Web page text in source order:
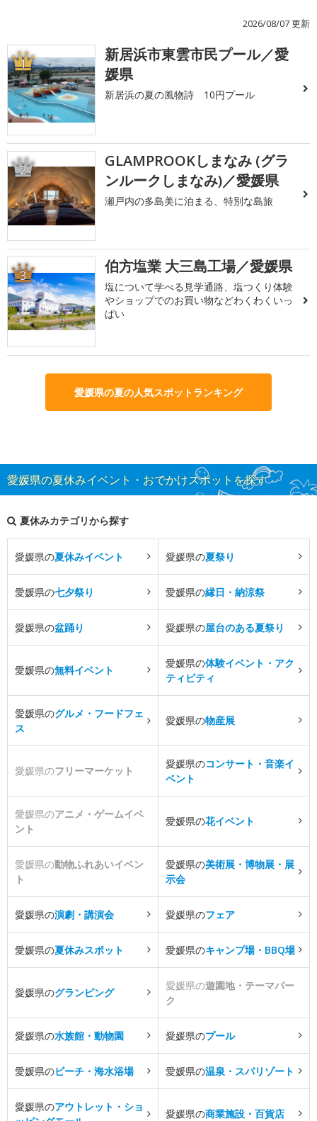
2026/08/07 更新
1
新居浜市東雲市民プール／愛
媛県
新居浜の夏の風物詩 10円プール
2
GLAMPROOKしまなみ (グラ
ンルークしまなみ)／愛媛県
瀬戸内の多島美に泊まる、特別な島旅
3 伯方塩業 大三島工場／愛媛県
塩について学べる見学通路、塩つくり体験
やショップでのお買い物などわくわくいっ
ぱい
愛媛県の夏の人気スポットランキング
愛媛県の夏休みイベント・おでかけスポットを探す
夏休みカテゴリから探す
愛媛県の夏休みイベント 愛媛県の夏祭り
愛媛県の七夕祭り 愛媛県の縁日・納涼祭
愛媛県の盆踊り 愛媛県の屋台のある夏祭り
愛媛県の無料イベント
愛媛県の体験イベント・アク
ティビティ
愛媛県のグルメ・フードフェ
ス
愛媛県の物産展
愛媛県のフリーマーケット
愛媛県のコンサート・音楽イ
ベント
愛媛県のアニメ・ゲームイベ
ント
愛媛県の花イベント
愛媛県の動物ふれあいイベン
ト
愛媛県の美術展・博物展・展
示会
愛媛県の演劇・講演会 愛媛県のフェア
愛媛県の夏休みスポット 愛媛県のキャンプ場・BBQ場
愛媛県のグランピング
愛媛県の遊園地・テーマパー
ク
愛媛県の水族館・動物園 愛媛県のプール
愛媛県のビーチ・海水浴場 愛媛県の温泉・スパリゾート
愛媛県のアウトレット・ショ
愛媛県の商業施設・百貨店